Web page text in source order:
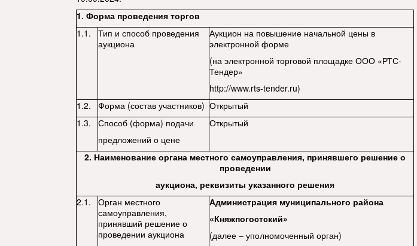
1. Форма проведения торгов
1.1.
Тип и способ проведения
аукциона
Аукцион на повышение начальной цены в
электронной форме
(на электронной торговой площадке ООО «РТС-
Тендер»
http://www.rts-tender.ru)
1.2.
Форма (состав участников) Открытый
1.3.
Способ (форма) подачи
предложений о цене
Открытый
2. Наименование органа местного самоуправления, принявшего решение о
проведении
аукциона, реквизиты указанного решения
2.1.
Орган местного
самоуправления,
принявший решение о
проведении аукциона
Администрация муниципального района
«Княжпогостский»
(далее – уполномоченный орган)